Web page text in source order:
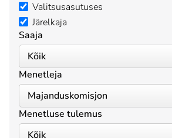
Valitsusasutuses
Järelkaja
Saaja
Menetleja
Menetluse tulemus